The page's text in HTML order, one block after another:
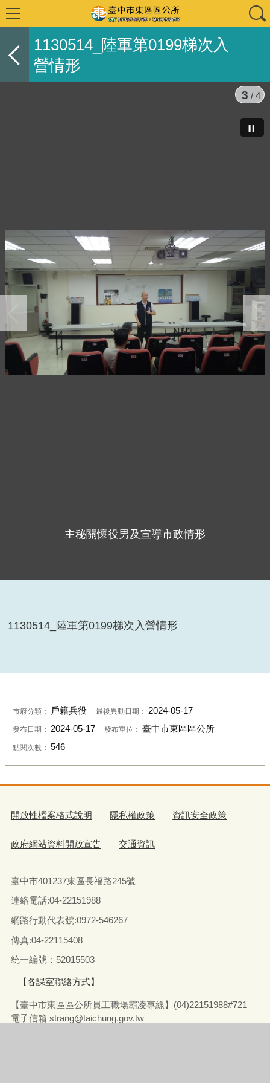
1130514_陸軍第0199梯次入
營情形
主秘關懷役男及宣導市政情形
3 / 4
1130514_陸軍第0199梯次入營情形
市府分類： 戶籍兵役 最後異動日期： 2024-05-17
發布日期： 2024-05-17 發布單位： 臺中市東區區公所
點閱次數： 546
開放性檔案格式說明 隱私權政策 資訊安全政策
政府網站資料開放宣告 交通資訊
臺中市401237東區長福路245號
連絡電話:04-22151988
網路行動代表號:0972-546267
傳真:04-22115408
統一編號：52015503
【各課室聯絡方式】
【臺中市東區區公所員工職場霸凌專線】(04)22151988#721
電子信箱 strang@taichung.gov.tw